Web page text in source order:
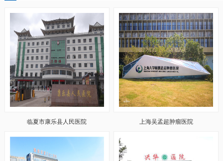
临夏市康乐县人民医院 上海吴孟超肿瘤医院